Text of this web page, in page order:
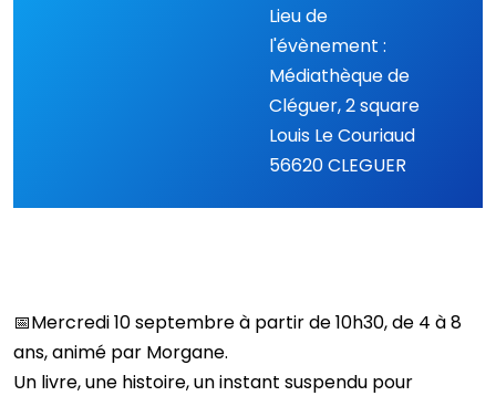
Lieu de
l'évènement :
Médiathèque de
Cléguer, 2 square
Louis Le Couriaud
56620 CLEGUER
📅Mercredi 10 septembre à partir de 10h30, de 4 à 8
ans, animé par Morgane.
Un livre, une histoire, un instant suspendu pour